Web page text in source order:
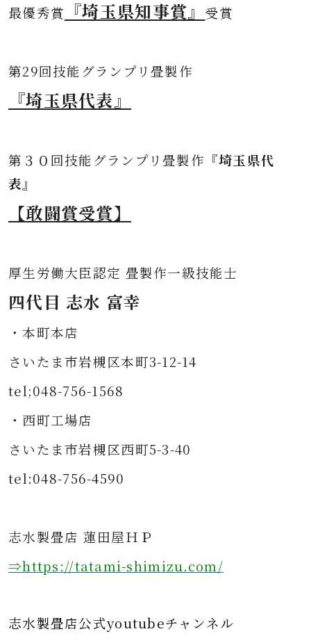
最優秀賞 『埼玉県知事賞』 受賞
第29回技能グランプリ畳製作
『埼玉県代表』
第３０ 回技能グランプリ畳製作 『埼玉県代
表』
【敢闘賞受賞】
厚生労働大臣認定 畳製作一級技能士
四代目 志水 富幸
・本町本店
さいたま市岩槻区本町3-12-14
tel;048-756-1568
・西町工場店
さいたま市岩槻区西町5-3-40
tel:048-756-4590
志水製畳店 蓮田屋ＨＰ
⇒https://tatami-shimizu.com/
志水製畳店公式youtubeチャンネル